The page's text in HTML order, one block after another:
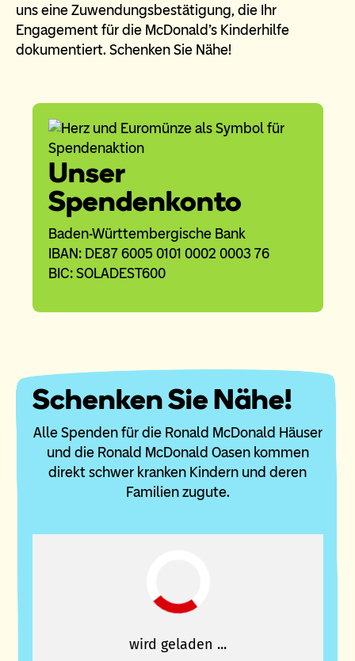
uns eine Zuwendungsbestätigung, die Ihr
Engagement für die McDonald's Kinderhilfe
dokumentiert. Schenken Sie Nähe!
Unser
Spendenkonto
Baden-Württembergische Bank
IBAN: DE87 6005 0101 0002 0003 76
BIC: SOLADEST600
Schenken Sie Nähe!
Alle Spenden für die Ronald McDonald Häuser
und die Ronald McDonald Oasen kommen
direkt schwer kranken Kindern und deren
Familien zugute.